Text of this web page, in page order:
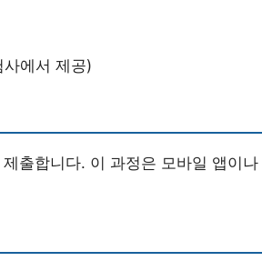
에서 제공)
출합니다. 이 과정은 모바일 앱이